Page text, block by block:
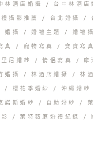
林酒店婚攝 台中林酒店
攝影推薦 台北婚攝
婚攝 婚禮主題 婚禮
真 寵物寫真 寶寶寫真
尼婚紗 情侶寫真 摩
婚攝 林酒店婚攝 林
櫻花季婚紗 沖繩婚紗
諾斯婚紗 自助婚紗
萊特薇庭婚禮紀錄